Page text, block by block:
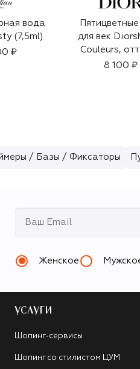
вода
(7,5ml)
₽
для век
Couleurs,
669
8 100 ₽
/ Базы / Фиксаторы
Женское
УСЛУГИ
Шопинг-сервисы
Шопинг со стилистом ЦУМ